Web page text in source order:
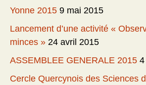
Yonne 2015 9 mai 2015
Lancement d’une activité «
minces » 24 avril 2015
ASSEMBLEE GENERALE 2015
Cercle Quercynois des Sciences